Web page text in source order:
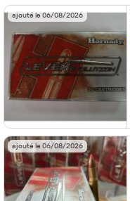
ajouté le 06/08/2026
ajouté le 06/08/2026